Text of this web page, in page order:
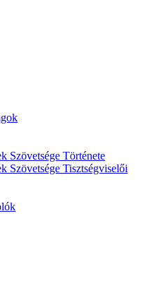
Szövetsége Története
Szövetsége Tisztségviselői